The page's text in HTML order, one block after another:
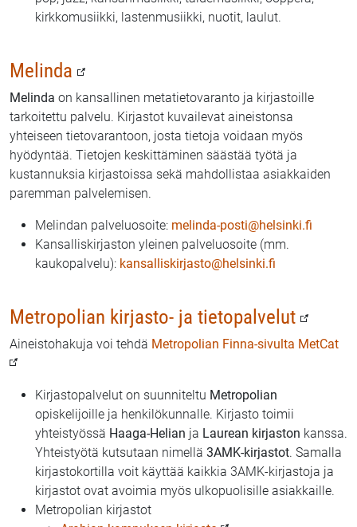
kirkkomusiikki, lastenmusiikki, nuotit, laulut.
Melinda
Melinda on kansallinen metatietovaranto ja kirjastoille
tarkoitettu palvelu. Kirjastot kuvailevat aineistonsa
yhteiseen tietovarantoon, josta tietoja voidaan myös
hyödyntää. Tietojen keskittäminen säästää työtä ja
kustannuksia kirjastoissa sekä mahdollistaa asiakkaiden
paremman palvelemisen.
Melindan palveluosoite: melinda-posti@helsinki.fi
Kansalliskirjaston yleinen palveluosoite (mm.
kaukopalvelu): kansalliskirjasto@helsinki.fi
Metropolian kirjasto- ja tietopalvelut
Aineistohakuja voi tehdä Metropolian Finna-sivulta MetCat
Kirjastopalvelut on suunniteltu Metropolian
opiskelijoille ja henkilökunnalle. Kirjasto toimii
yhteistyössä Haaga-Helian ja Laurean kirjaston kanssa.
Yhteistyötä kutsutaan nimellä 3AMK-kirjastot. Samalla
kirjastokortilla voit käyttää kaikkia 3AMK-kirjastoja ja
kirjastot ovat avoimia myös ulkopuolisille asiakkaille.
Metropolian kirjastot